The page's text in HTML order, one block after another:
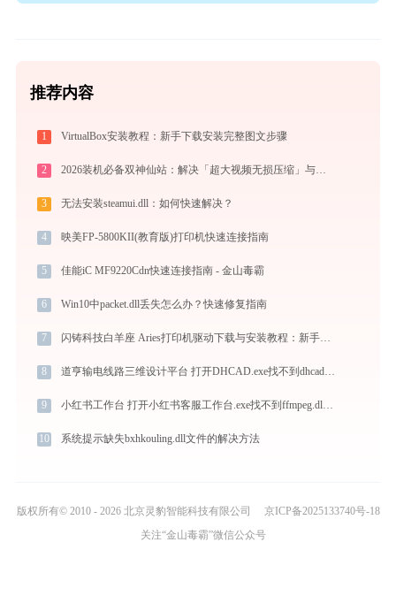
推荐内容
1 VirtualBox安装教程：新手下载安装完整图文步骤
2 2026装机必备双神仙站：解决「超大视频无损压缩」与「冷门格式4K高清播放」的终极方案
3 无法安装steamui.dll：如何快速解决？
4 映美FP-5800KII(教育版)打印机快速连接指南
5 佳能iC MF9220Cdn快速连接指南 - 金山毒霸
6 Win10中packet.dll丢失怎么办？快速修复指南
7 闪铸科技白羊座 Aries打印机驱动下载与安装教程：新手也能轻松搞定
8 道亨输电线路三维设计平台 打开DHCAD.exe找不到dhcadconfigs_mbcs.dll怎么办
9 小红书工作台 打开小红书客服工作台.exe找不到ffmpeg.dll怎么办
10 系统提示缺失bxhkouling.dll文件的解决方法
版权所有© 2010 - 2026 北京灵豹智能科技有限公司
京ICP备2025133740号-18
关注“金山毒霸”微信公众号